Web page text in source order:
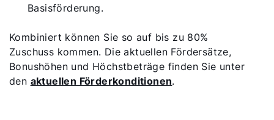
Basisförderung.
Kombiniert können Sie so auf bis zu 80%
Zuschuss kommen. Die aktuellen Fördersätze,
Bonushöhen und Höchstbeträge finden Sie unter
den aktuellen Förderkonditionen.